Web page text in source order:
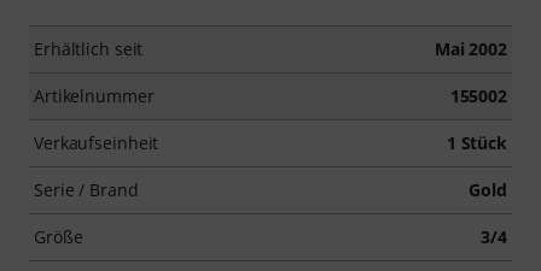
Erhältlich seit Mai 2002
Artikelnummer 155002
Verkaufseinheit 1 Stück
Serie / Brand Gold
Größe 3/4